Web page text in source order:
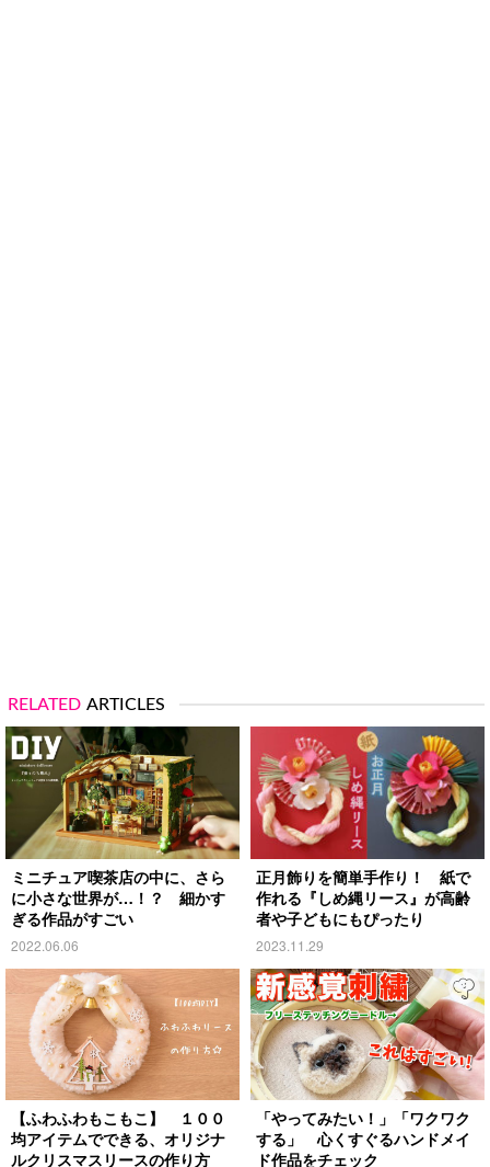
RELATED ARTICLES
ミニチュア喫茶店の中に、さら
に小さな世界が…！？ 細かす
ぎる作品がすごい
2022.06.06
正月飾りを簡単手作り！ 紙で
作れる『しめ縄リース』が高齢
者や子どもにもぴったり
2023.11.29
【ふわふわもこもこ】 １００
均アイテムでできる、オリジナ
ルクリスマスリースの作り方
「やってみたい！」「ワクワク
する」 心くすぐるハンドメイ
ド作品をチェック